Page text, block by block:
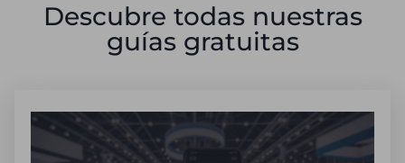
Descubre todas nuestras
guías gratuitas